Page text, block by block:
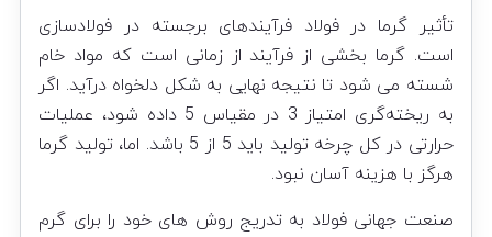
تأثیر گرما در فولاد فرآیندهای برجسته در فولادسازی
است. گرما بخشی از فرآیند از زمانی است که مواد خام
شسته می شود تا نتیجه نهایی به شکل دلخواه درآید. اگر
به ریخته‌گری امتیاز 3 در مقیاس 5 داده شود، عملیات
حرارتی در کل چرخه تولید باید 5 از 5 باشد. اما، تولید گرما
هرگز با هزینه آسان نبود.
صنعت جهانی فولاد به تدریج روش های خود را برای گرم